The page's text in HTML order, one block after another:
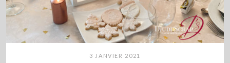
3 JANVIER 2021